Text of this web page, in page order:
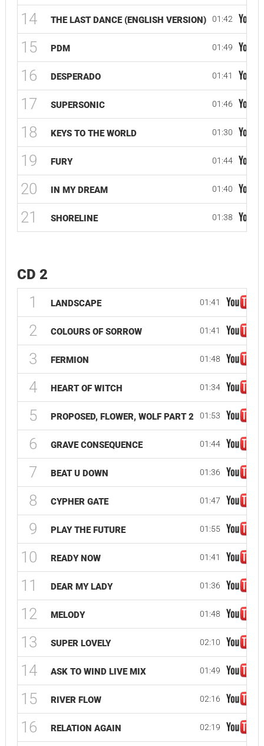
14 THE LAST DANCE (ENGLISH VERSION) 01:42
15 PDM 01:49
16 DESPERADO 01:41
17 SUPERSONIC 01:46
18 KEYS TO THE WORLD 01:30
19 FURY 01:44
20 IN MY DREAM 01:40
21 SHORELINE 01:38
CD 2
1 LANDSCAPE 01:41
2 COLOURS OF SORROW 01:41
3 FERMION 01:48
4 HEART OF WITCH 01:34
5 PROPOSED, FLOWER, WOLF PART 2 01:53
6 GRAVE CONSEQUENCE 01:44
7 BEAT U DOWN 01:36
8 CYPHER GATE 01:47
9 PLAY THE FUTURE 01:55
10 READY NOW 01:41
11 DEAR MY LADY 01:36
12 MELODY 01:48
13 SUPER LOVELY 02:10
14 ASK TO WIND LIVE MIX 01:49
15 RIVER FLOW 02:16
16 RELATION AGAIN 02:19